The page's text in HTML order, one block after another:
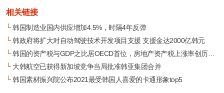
相关链接
└韩国制造业国内供应增加4.5%，时隔4年反弹
└韩政府将扩大对自动驾驶技术开发项目支援 支援金达2000亿韩元
└韩国的资产税与GDP之比居OECD首位，房地产资产税上涨率创历史新高
└大韩航空已获得新加坡竞争当局批准韩亚集团合并
└韩国素材振兴院公布2021最受韩国人喜爱的卡通形象top5